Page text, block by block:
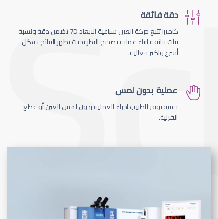
دقة فائقة
كاميرا تتبع حركة العين سباعية الابعاد 7D تضمن دقة ونسبة
ثبات فائقة اثناء عملية تصحيح النظر بحيث تظهر النتائج بشكل
أسرع واكثر فعالية.
عملية بدون لمس
تقنية توفر للطبيب اجراء العملية بدون لمس العين أو قطع
القرنية.